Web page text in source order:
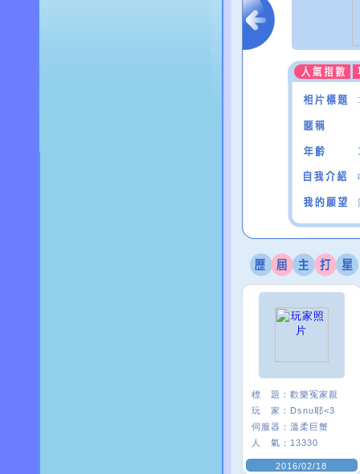
標 題： 歡樂冤家親
玩 家： Dsnυ耶<3
伺服器： 溫柔巨蟹
人 氣： 13330
2016/02/18